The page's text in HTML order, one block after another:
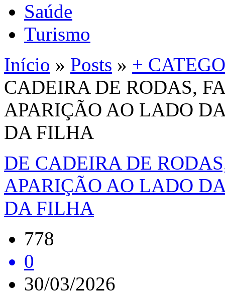
Saúde
Turismo
Início » Posts » +
CADEIRA DE RODAS,
APARIÇÃO AO LADO
DA FILHA
DE CADEIRA DE
APARIÇÃO AO LADO
DA FILHA
778
0
30/03/2026